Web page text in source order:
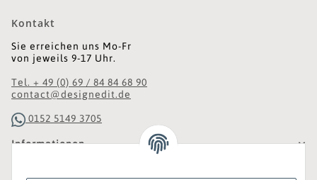
Kontakt
Sie erreichen uns Mo-Fr
von jeweils 9-17 Uhr.
Tel. + 49 (0) 69 / 84 84 68 90
contact@designedit.de
0152 5149 3705
Informationen